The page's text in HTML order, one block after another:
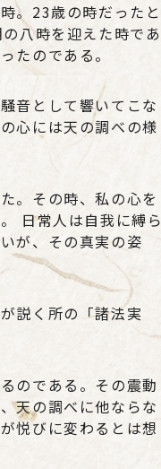
。23歳の時だったと
八時を迎えた時であ
たのである。
音として響いてこな
心には天の調べの様
。その時、私の心を
日常人は自我に縛ら
が、その真実の姿
説く所の「諸法実
のである。その震動
天の調べに他ならな
悦びに変わるとは想